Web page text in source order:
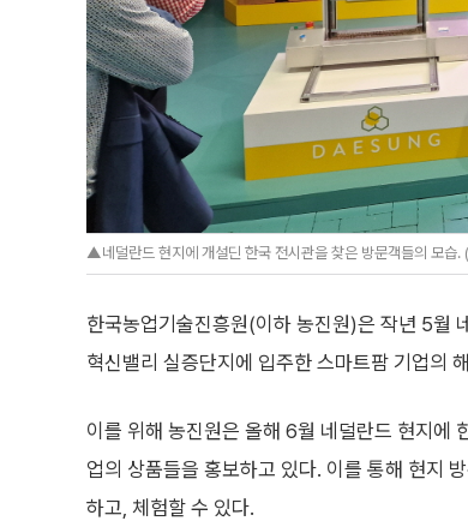
▲네덜란드 현지에 개설딘 한국 전시관을 찾은 방문객들의 모습.
한국농업기술진흥원(이하 농진원)은 작년 5월
혁신밸리 실증단지에 입주한 스마트팜 기업의
이를 위해 농진원은 올해 6월 네덜란드 현지에
업의 상품들을 홍보하고 있다. 이를 통해 현지
하고, 체험할 수 있다.